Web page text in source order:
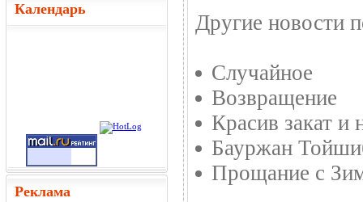
Календарь
Реклама
Другие новости
Случайное
Возвращение
Красив закат и
Бауржан
Прощание с